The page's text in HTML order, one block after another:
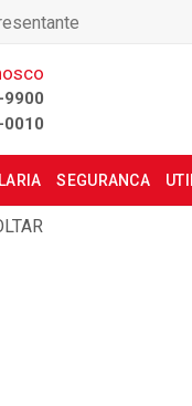
SEGURANCA